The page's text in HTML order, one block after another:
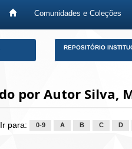
Comunidades e Coleções
REPOSITÓRIO
por Autor Silva,
Ir para: 0-9 A B C D